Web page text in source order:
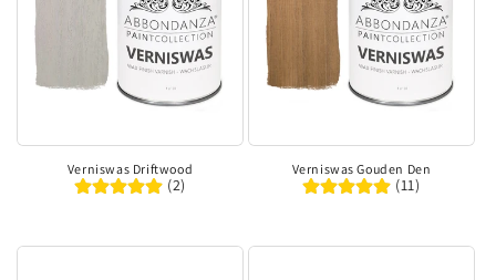
Verniswas Driftwood
(2)
Verniswas Gouden Den
(11)